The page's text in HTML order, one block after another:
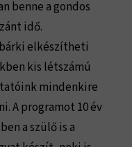
benne a gondos
idő.
elkészítheti
kis létszámú
mindenkire
A programot 10 év
a szülő is a